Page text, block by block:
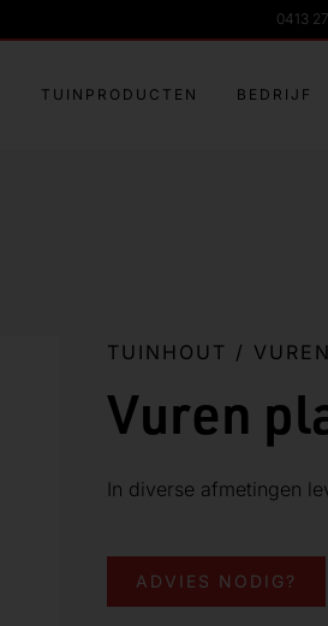
0413
TUINPRODUCTEN BEDRIJF
TUINHOUT /
Vuren
In diverse afmetingen
ADVIES NODIG?